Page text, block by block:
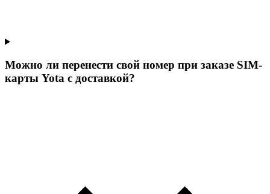
Можно ли перенести свой номер при заказе SIM-
карты Yota с доставкой?